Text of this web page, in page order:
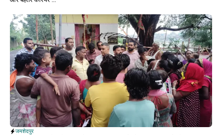
जमशेदपुर